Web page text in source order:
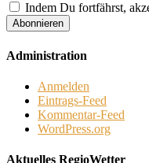
Indem Du fortfährst,
Administration
Anmelden
Eintrags-Feed
Kommentar-Feed
WordPress.org
Aktuelles RegioWetter